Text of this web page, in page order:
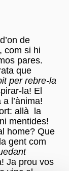
de
com si hi
pares.
que
per rebre-la
la! El
l’ànima!
allà la
mentides!
home? Que
gent com
Ja prou vos